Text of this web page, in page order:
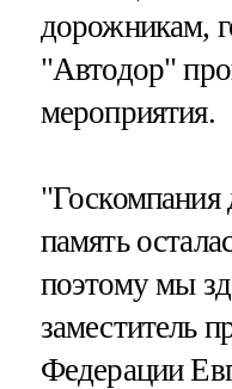
дорожникам,
"Автодор"
мероприятия.
"Госкомпания
память
поэтому мы
заместитель
Федерации